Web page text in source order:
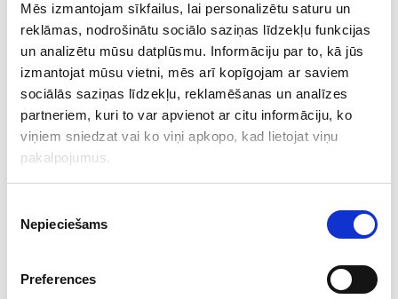
Mēs izmantojam sīkfailus, lai personalizētu saturu un
reklāmas, nodrošinātu sociālo saziņas līdzekļu funkcijas
un analizētu mūsu datplūsmu. Informāciju par to, kā jūs
izmantojat mūsu vietni, mēs arī kopīgojam ar saviem
sociālās saziņas līdzekļu, reklamēšanas un analīzes
partneriem, kuri to var apvienot ar citu informāciju, ko
viņiem sniedzat vai ko viņi apkopo, kad lietojat viņu
pakalpojumus.
izvēle
Nepieciešams
Preferences
un pašvaldību institūciju amatpersonu un darbinieku atlīdzības
likuma (Atlīdzības likuma) prasības pilnībā ievēroja tikai 31 %
pašvaldību, 69 % neievēroja vai ievēroja daļēji. Neraugoties uz
Valsts kontroles aizrādījumiem, kas pašvaldību pārstāvjiem tika
izteikti jau revīzijas laikā, 2018. gadā liela daļa pašvaldību
turpināja iesākto negatīvo praksi.
Deputātu atlīdzība atbilstoši Atlīdzības likuma normām
samaksu valstī, turklāt deputātu mēnešalgām ir piemērots
Atlīdzības likumā noteikts koeficients. Tā 2018. gadā atlīdzības
859 eiro, bet 2019. gada atlīdzības aprēķināšanai ir jāizmanto